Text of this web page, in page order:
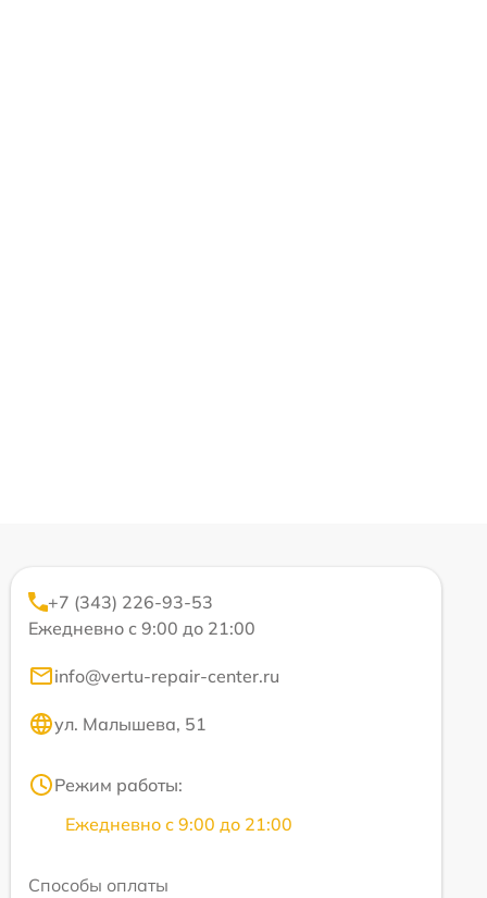
+7 (343) 226-93-53
Ежедневно с 9:00 до 21:00
info@vertu-repair-center.ru
ул. Малышева, 51
Режим работы:
Ежедневно с 9:00 до 21:00
Способы оплаты